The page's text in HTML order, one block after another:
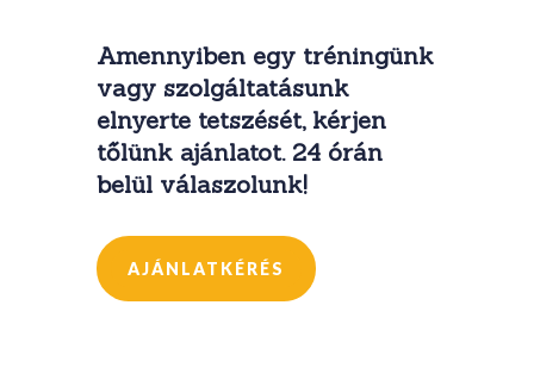
Amennyiben egy tréningünk
vagy szolgáltatásunk
elnyerte tetszését, kérjen
tőlünk ajánlatot. 24 órán
belül válaszolunk!
AJÁNLATKÉRÉS